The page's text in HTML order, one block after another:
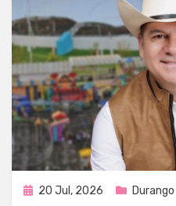
Publicada
20 Jul, 2026 Durango